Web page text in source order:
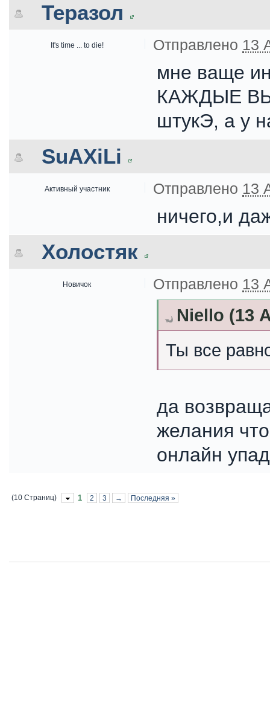
Теразол
It's time ... to die! Отправлено 13
мне ваще
КАЖДЫЕ
штукЭ, а у
SuAXiLi
Активный участник Отправлено 13
ничего,и
Холостяк
Новичок Отправлено 13
Niello (13
Ты все
да
желания
онлайн
(10 Страниц) 1 2 3 → Последняя »